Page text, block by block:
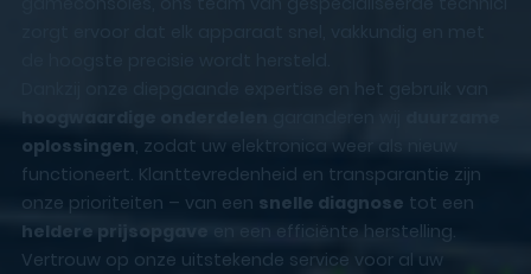
Dankzij onze diepgaande expertise en het gebruik van
oplossingen, zodat uw elektronica weer als nieuw
functioneert. Klanttevredenheid en transparantie zijn
onze prioriteiten – van een snelle diagnose tot een
heldere prijsopgave
en een efficiënte herstelling.
Vertrouw op onze uitstekende service voor al uw